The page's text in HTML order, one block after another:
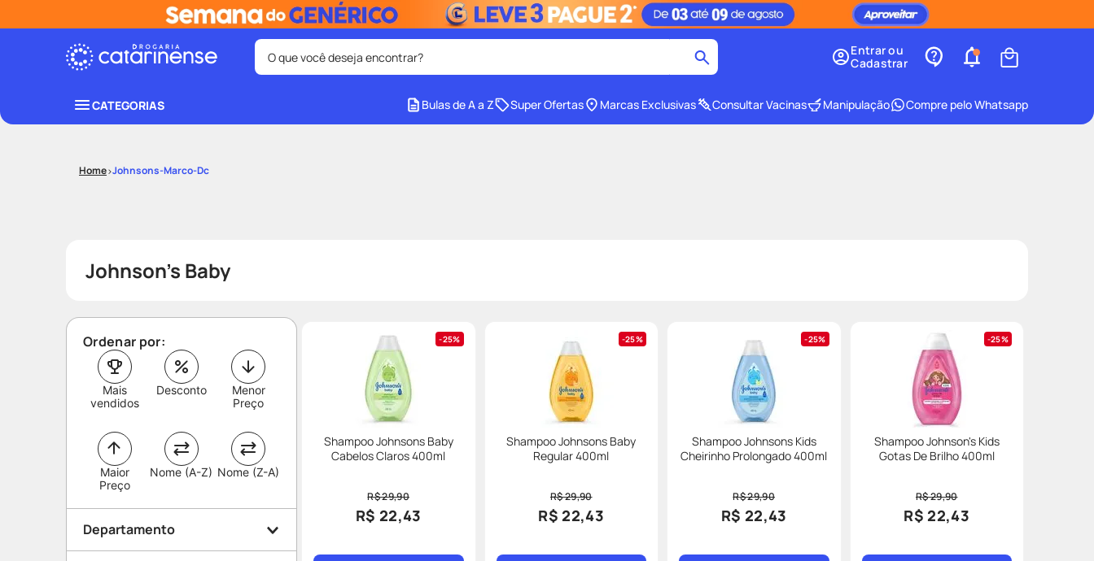
O que você deseja encontrar?
Entrar ou
Cadastrar
CATEGORIAS Bulas de A a Z Super Ofertas Marcas Exclusivas Consultar Vacinas Manipulação Compre pelo Whatsapp
Johnsons-Marco-Dc
Johnson's Baby
Ordenar por:
Mais
vendidos
Desconto
Maior
Preço
Menor
Preço
Nome (A-Z) Nome (Z-A)
Departamento
25%
Shampoo Johnsons Baby
Cabelos Claros 400ml
R$ 29,90
R$ 22,43
25%
Shampoo Johnsons Baby
Regular 400ml
R$ 29,90
R$ 22,43
25%
Shampoo Johnsons Kids
Cheirinho Prolongado 400ml
R$ 29,90
R$ 22,43
25%
Shampoo Johnson's Kids
Gotas De Brilho 400ml
R$ 29,90
R$ 22,43